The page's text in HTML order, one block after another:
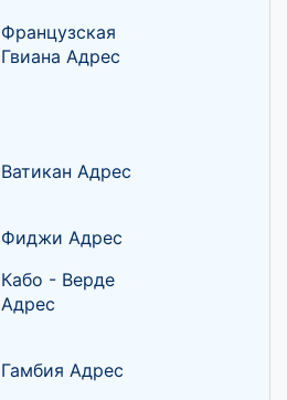
Французская
Гвиана Адрес
Ватикан Адрес
Фиджи Адрес
Кабо - Верде
Адрес
Гамбия Адрес